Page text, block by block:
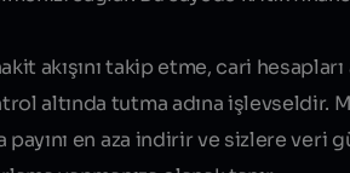
akışını takip etme, cari
altında tutma adına işlevseldir.
en aza indirir ve sizlere veri